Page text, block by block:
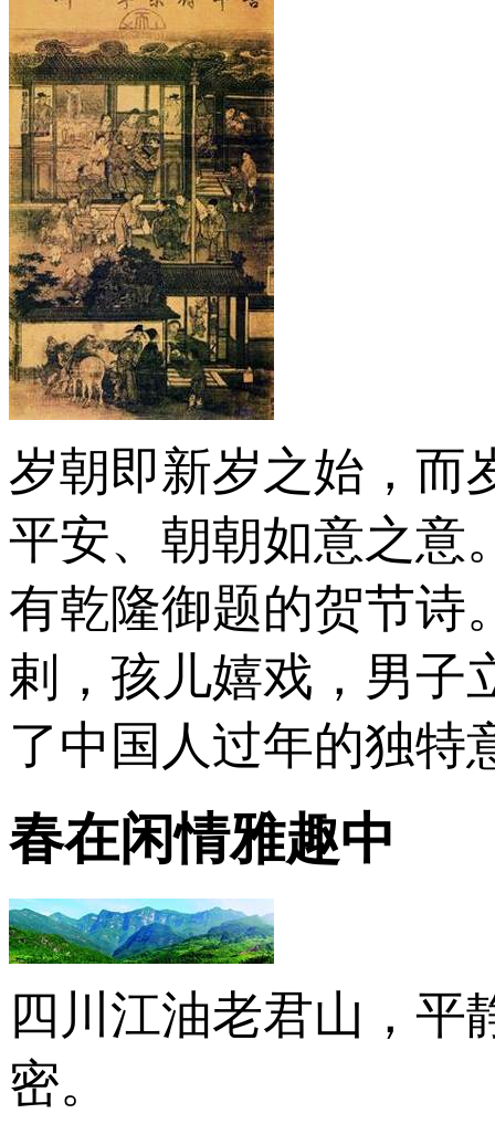
岁朝即新岁之始，而
平安、朝朝如意之意
有乾隆御题的贺节诗
剌，孩儿嬉戏，男子
了中国人过年的独特
春在闲情雅趣中
四川江油老君山，平
密。